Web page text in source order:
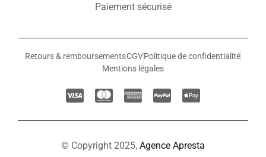
Paiement sécurisé
Retours & remboursementsCGVPolitique de confidentialité
Mentions légales
© Copyright 2025, Agence Apresta